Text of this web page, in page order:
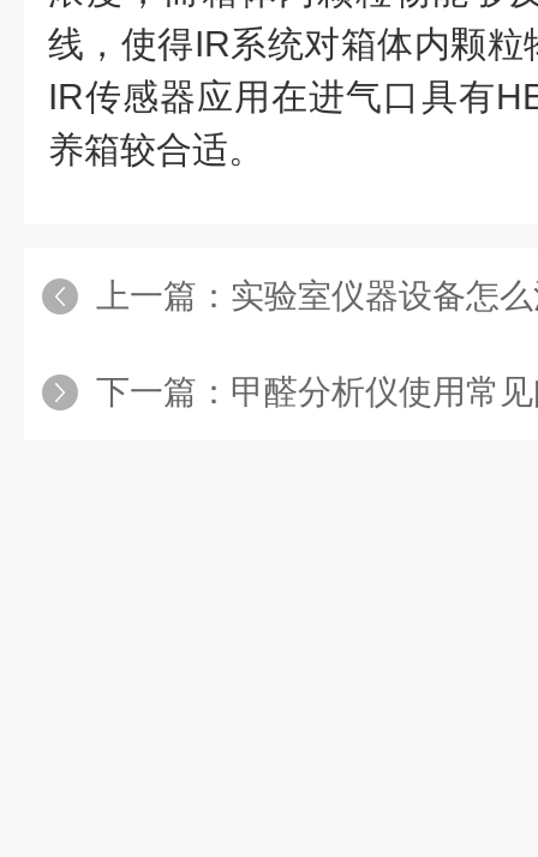
线，使得IR系统对箱体内颗
IR传感器应用在进气口具有
养箱较合适。
上一篇： 实验室仪器设备怎么清洗
下一篇： 甲醛分析仪使用常